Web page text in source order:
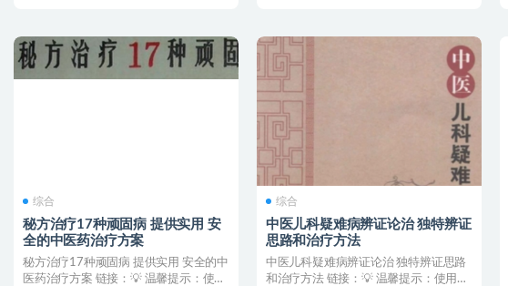
综合
秘方治疗17种顽固病 提供实用 安
全的中医药治疗方案
秘方治疗17种顽固病 提供实用 安全的中
医药治疗方案 链接：💡 温馨提示：使用
综合
中医儿科疑难病辨证论治 独特辨证
思路和治疗方法
中医儿科疑难病辨证论治 独特辨证思路
和治疗方法 链接：💡 温馨提示：使用手